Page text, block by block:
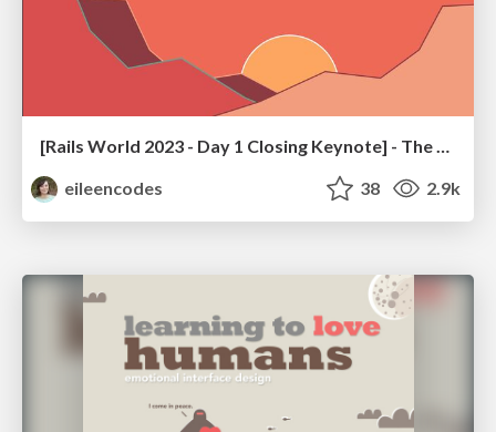
[Rails World 2023 - Day 1 Closing Keynote] - The Magic of Rails
eileencodes
38 2.9k